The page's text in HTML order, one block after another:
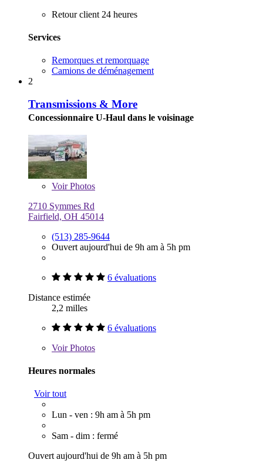
Retour client 24 heures
Services
Remorques et remorquage
Camions de déménagement
2
Transmissions & More
Concessionnaire U-Haul dans le voisinage
VoirPhotos
2710 Symmes Rd
Fairfield, OH 45014
(513) 285-9644
Ouvert aujourd'hui de 9h am à 5h pm
6 évaluations
Distance estimée
2,2 milles
6 évaluations
VoirPhotos
Heures normales
Voir tout
Lun - ven : 9h am à 5h pm
Sam - dim : fermé
Ouvert aujourd'hui de 9h am à 5h pm